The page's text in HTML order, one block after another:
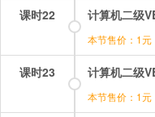
课时22
本节售价：1元
课时23
本节售价：1元